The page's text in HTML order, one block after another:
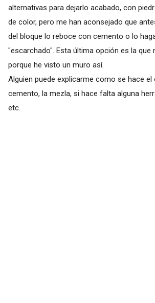
alternativas para dejarlo acabado, con
de color, pero me han aconsejado que
del bloque lo reboce con cemento o lo
"escarchado". Esta última opción es la que
porque he visto un muro así.
Alguien puede explicarme como se hace el
cemento, la mezla, si hace falta alguna
etc.